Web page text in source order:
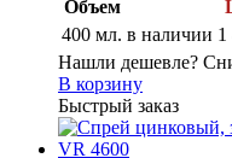
Объем
400 мл. в наличии 1
Нашли дешевле?
В корзину
Быстрый заказ